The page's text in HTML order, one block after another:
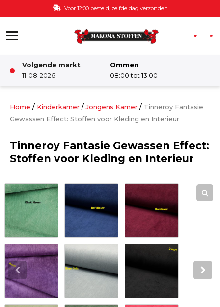
Ga naar de inhoud Voor 12:00 besteld, zelfde dag verzonden
Volgende markt
11-08-2026
Ommen
08:00 tot 13:00
Kinderstoffen
Kinderkamer
Grootverbruik
Home / Kinderkamer /Jongens Kamer / Tinneroy Fantasie
Gewassen Effect: Stoffen voor Kleding en Interieur
Tinneroy Fantasie Gewassen Effect:
Stoffen voor Kleding en Interieur